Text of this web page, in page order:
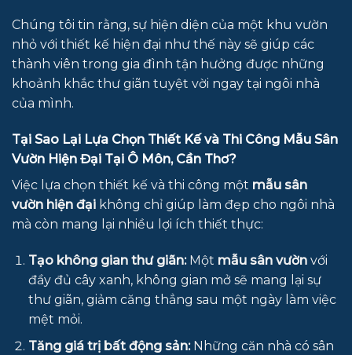
Chúng tôi tin rằng, sự hiện diện của một khu vườn
nhỏ với thiết kế hiện đại như thế này sẽ giúp các
thành viên trong gia đình tận hưởng được những
khoảnh khắc thư giãn tuyệt vời ngay tại ngôi nhà
của mình.
Tại Sao Lại Lựa Chọn Thiết Kế và Thi Công Mẫu Sân
Vườn Hiện Đại Tại Ô Môn, Cần Thơ?
Việc lựa chọn thiết kế và thi công một mẫu sân
vườn hiện đại không chỉ giúp làm đẹp cho ngôi nhà
mà còn mang lại nhiều lợi ích thiết thực:
Tạo không gian thư giãn:Một mẫu sân vườnvới
đầy đủ cây xanh, không gian mở sẽ mang lại sự
thư giãn, giảm căng thẳng sau một ngày làm việc
mệt mỏi.
Tăng giá trị bất động sản:Những căn nhà có sân